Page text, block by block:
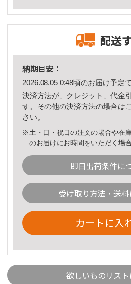
配送
納期目安：
2026.08.05 0:48頃のお届け予定で
決済方法が、クレジット、代金
す。その他の決済方法の場合は
さい。
※土・日・祝日の注文の場合や在
のお届けにお時間をいただく場
即日出荷条件に
受け取り方法・送
カートに入
欲しいものリス